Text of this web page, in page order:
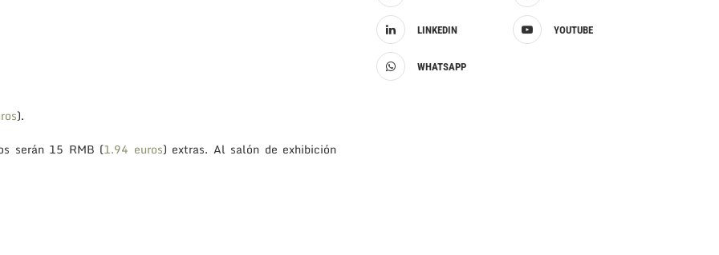
).
serán 15 RMB (1.94 euros) extras. Al salón de exhibición
LINKEDIN YOUTUBE
WHATSAPP